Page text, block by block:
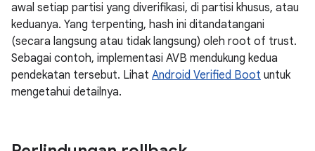
awal setiap partisi yang diverifikasi, di partisi khusus, atau
keduanya. Yang terpenting, hash ini ditandatangani
(secara langsung atau tidak langsung) oleh root of trust.
Sebagai contoh, implementasi AVB mendukung kedua
pendekatan tersebut. Lihat Android Verified Boot untuk
mengetahui detailnya.